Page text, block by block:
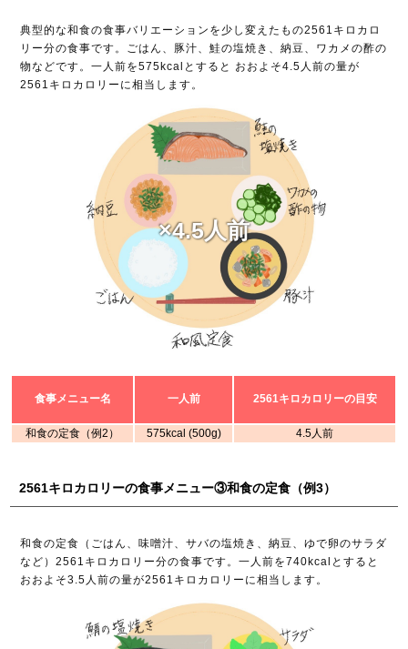
典型的な和食の食事バリエーションを少し変えたもの2561キロカロ
リー分の食事です。ごはん、豚汁、鮭の塩焼き、納豆、ワカメの酢の
物などです。一人前を575kcalとすると おおよそ4.5人前の量が
2561キロカロリーに相当します。
×4.5人前
食事メニュー名 一人前 2561キロカロリーの目安
和食の定食（例2） 575kcal (500g) 4.5人前
2561キロカロリーの食事メニュー③和食の定食（例3）
和食の定食（ごはん、味噌汁、サバの塩焼き、納豆、ゆで卵のサラダ
など）2561キロカロリー分の食事です。一人前を740kcalとすると
おおよそ3.5人前の量が2561キロカロリーに相当します。